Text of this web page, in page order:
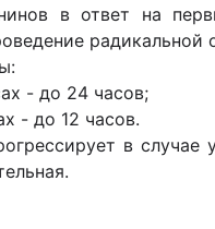
в ответ на
- до 24 часов;
- до 12 часов.
в